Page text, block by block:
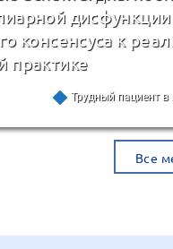
дисфункции
консенсуса к
практике
Трудный пациент в
Все